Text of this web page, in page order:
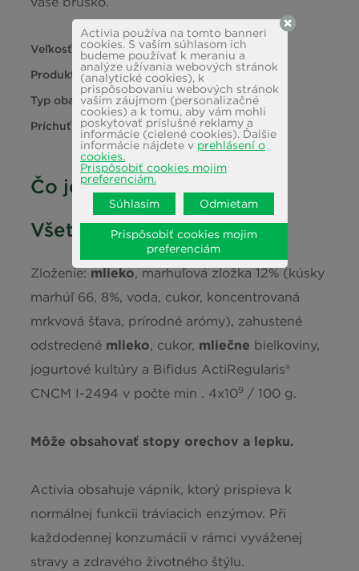
1,7 g
Sacharidy
z toho Cukry
Bielkoviny
Soľ
Vápnik 124 mg (16%*)
*Referenčný príjem priemerného dospelého (8400 kJ / 2000 kcal)
Veľkosť
120g
Produktový rad Jogurt
Typ obalu
Téglik
Príchuť
Marhuľa
Čo je vo vnútri?
Všetky ingrediencie
Zloženie:mlieko, marhuľová zložka 12% (kúsky
marhúľ 66, 8%, voda, cukor, koncentrovaná
mrkvová šťava, prírodné arómy), zahustené
odstredené mlieko, cukor, mliečne bielkoviny,
jogurtové kultúry a Bifidus ActiRegularis®
CNCM I-2494 v počte min . 4x109 / 100 g.
Môže obsahovať stopy orechov a lepku.
Activia obsahuje vápnik, ktorý prispieva k
normálnej funkcii tráviacich enzýmov. Při
každodennej konzumácii v rámci vyváženej
stravy a zdravého životného štýlu.
Activia používa na tomto banneri
cookies. S vaším súhlasom ich
budeme používať k meraniu a
analýze užívania webových stránok
(analytické cookies), k
prispôsobovaniu webových stránok
vašim záujmom (personalizačné
cookies) a k tomu, aby vám mohli
poskytovať príslušné reklamy a
informácie (cielené cookies). Ďalšie
informácie nájdete v prehlásení o
cookies.
Prispôsobiť cookies mojim
preferenciám.
Súhlasím
Odmietam
Prispôsobiť cookies mojim
preferenciám